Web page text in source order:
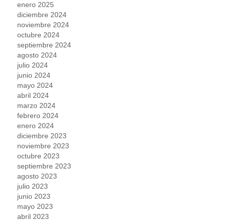
enero 2025
diciembre 2024
noviembre 2024
octubre 2024
septiembre 2024
agosto 2024
julio 2024
junio 2024
mayo 2024
abril 2024
marzo 2024
febrero 2024
enero 2024
diciembre 2023
noviembre 2023
octubre 2023
septiembre 2023
agosto 2023
julio 2023
junio 2023
mayo 2023
abril 2023